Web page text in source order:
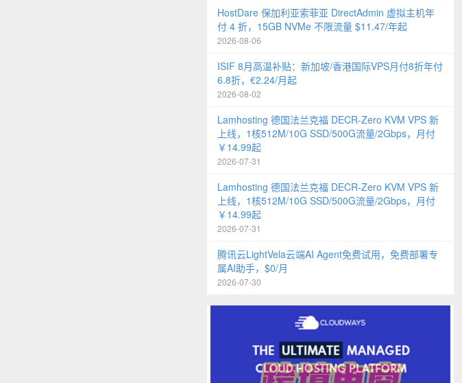
HostDare 保加利亚索菲亚 DirectAdmin 虚拟主机年
付 4 折，15GB NVMe 不限流量 $11.47/年起
2026-08-06
ISIF 8月高温补贴：新加坡/香港国际VPS月付8折年付
6.8折，€2.24/月起
2026-08-02
Lamhosting 德国法兰克福 DECR-Zero KVM VPS 新
上线，1核512M/10G SSD/500G流量/2Gbps，月付
￥14.99起
2026-07-31
Lamhosting 德国法兰克福 DECR-Zero KVM VPS 新
上线，1核512M/10G SSD/500G流量/2Gbps，月付
￥14.99起
2026-07-31
腾讯云LightVela云端AI Agent免费试用，免费部署专
属AI助手，$0/月
2026-07-30